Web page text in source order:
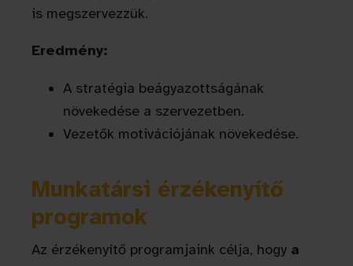
is megszervezzük.
Eredmény:
A stratégia beágyazottságának
növekedése a szervezetben.
Vezetők motivációjának növekedése.
Munkatársi érzékenyítő
programok
Az érzékenyítő programjaink célja, hogy a